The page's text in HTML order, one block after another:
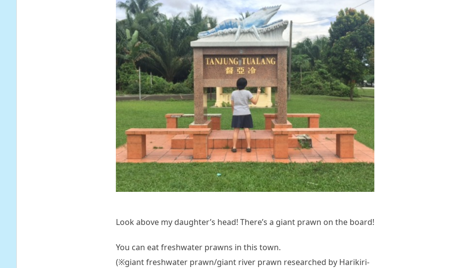
Look above my daughter’s head! There’s a giant prawn on the board!
You can eat freshwater prawns in this town.
(※giant freshwater prawn/giant river prawn researched by Harikiri-